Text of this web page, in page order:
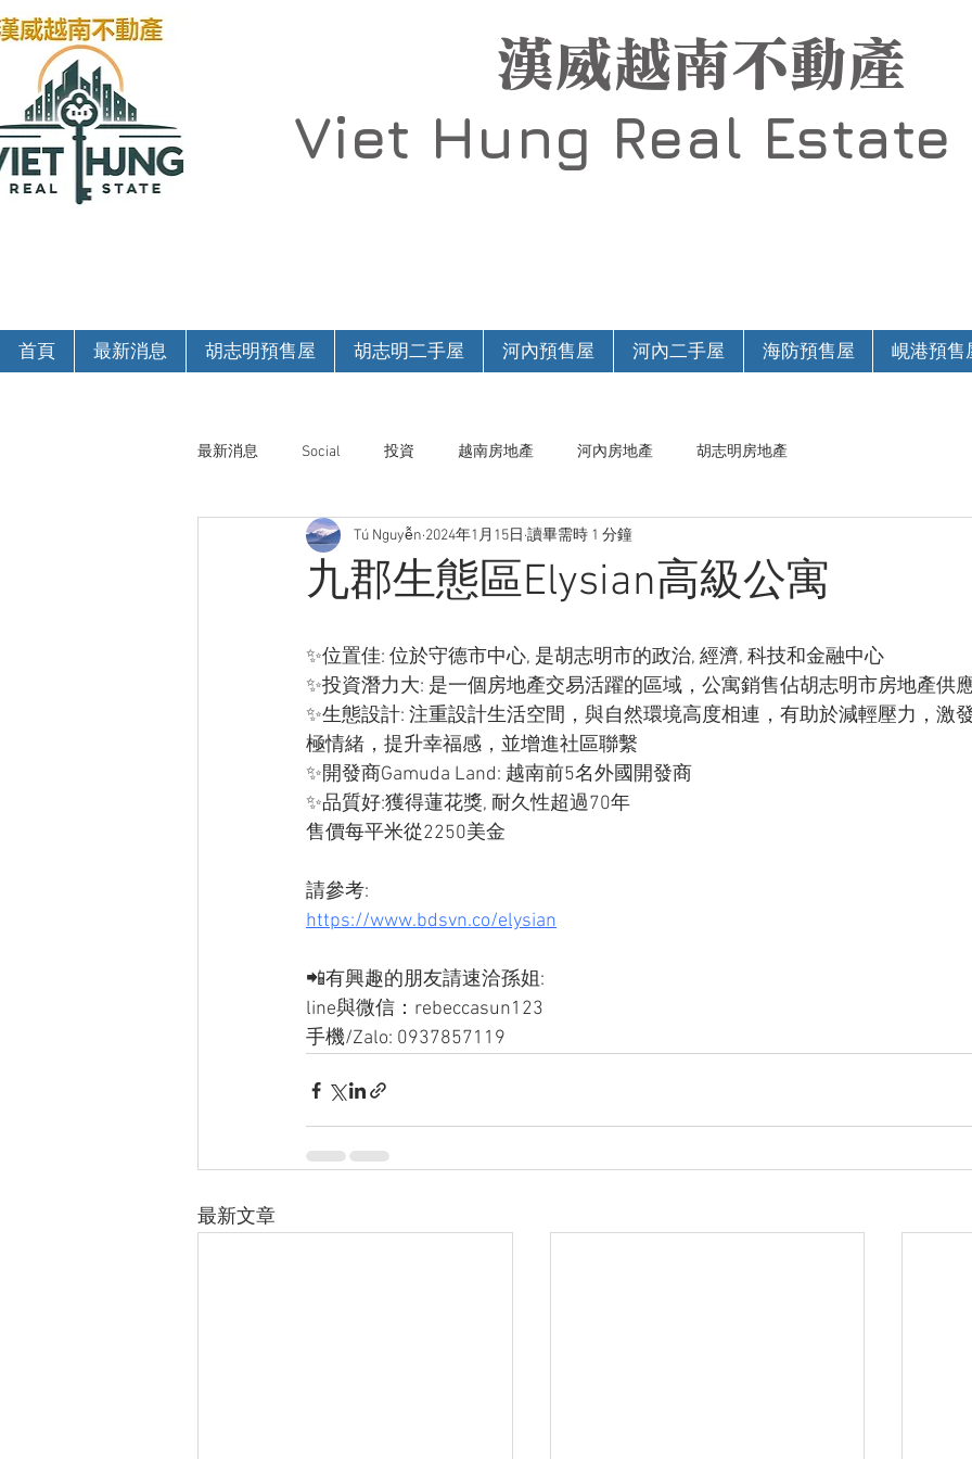
漢威越南不動產
Viet Hung Real Estate
首頁 最新消息 胡志明預售屋 胡志明二手屋 河內預售屋 河內二手屋 海防預售屋 峴港預售
最新消息 Social 投資 越南房地產 河內房地產 胡志明房地產
九郡生態區Elysian高級公寓
Tú Nguyễn 2024年1月15日 讀畢需時 1 分鐘
✨位置佳: 位於守德市中心, 是胡志明市的政治, 經濟, 科技和金融中心
✨投資潛力大: 是一個房地產交易活躍的區域，公寓銷售佔胡志明市房地產供
✨生態設計: 注重設計生活空間，與自然環境高度相連，有助於減輕壓力，激
極情緒，提升幸福感，並增進社區聯繫
✨開發商Gamuda Land: 越南前5名外國開發商
✨品質好:獲得蓮花獎, 耐久性超過70年
售價每平米從2250美金
請參考:
https://www.bdsvn.co/elysian
📲有興趣的朋友請速洽孫姐:
line與微信：rebeccasun123
手機/Zalo: 0937857119
最新文章